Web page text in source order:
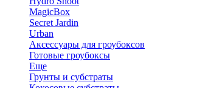
MagicBox
Secret Jardin
Urban
Аксессуары для гроубоксов
Готовые гроубоксы
Еще
Грунты и субстраты